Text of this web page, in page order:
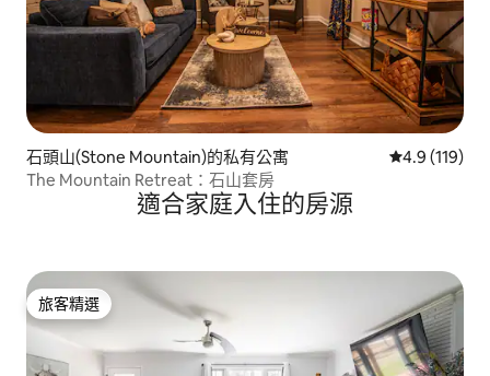
石頭山(Stone Mountain)的私有公寓 從 119 則評
4.9 (119)
The Mountain Retreat：石山套房
適合家庭入住的房源
旅客精選
旅客精選